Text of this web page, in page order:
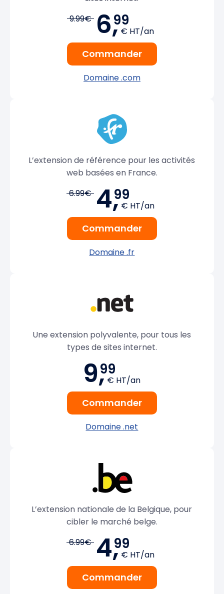
9.99€ 6,99
€ HT/an
Commander
Domaine .com
L’extension de référence pour les activités
web basées en France.
6.99€ 4,99
€ HT/an
Commander
Domaine .fr
Une extension polyvalente, pour tous les
types de sites internet.
9,99
€ HT/an
Commander
Domaine .net
L’extension nationale de la Belgique, pour
cibler le marché belge.
6.99€ 4,99
€ HT/an
Commander